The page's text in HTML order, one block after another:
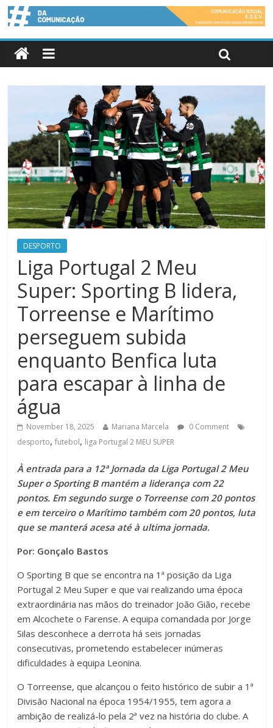
DESPORTO
Liga Portugal 2 Meu
Super: Sporting B lidera,
Torreense e Marítimo
perseguem subida
enquanto Benfica luta
para escapar à linha de
água
November 18, 2025 Mariana Marcela
0 Comment
desporto,futebol, liga Portugal 2 MEU SUPER
À entrada para a 12ª Jornada da Liga Portugal 2 Meu
Super o Sporting B mantém a liderança com 22
pontos. Em segundo surge o Torreense com 20 pontos
e em terceiro o Marítimo também com 20 pontos, luta
que se manterá acesa até à ultima jornada.
Por: Gonçalo Bastos
O Sporting B que se encontra na 1ª posição da Liga
Portugal 2 Meu Super e que vai realizando uma época
extraordinária nas mãos do treinador João Gião, recebe
em Alcochete o Farense. A equipa comandada por Jorge
Silas desconhece a derrota há seis jornadas
consecutivas, prometendo estabelecer inúmeras
dificuldades à equipa Leonina.
O Torreense, que alcançou o feito histórico de subir a 1ª
Divisão Nacional na época 1954/1955, tem agora a
ambição de realizá-lo pela 2ª vez na história do clube. A